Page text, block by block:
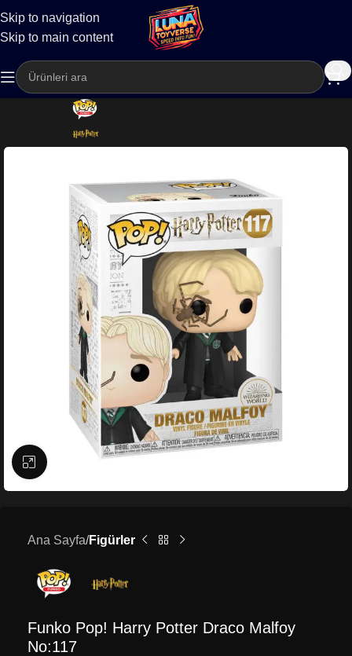
Skip to navigation
Skip to main content
Kargo
Büyütmek için tıklayın
Ana Sayfa Figürler
Funko Pop! Harry Potter Draco Malfoy
No:117